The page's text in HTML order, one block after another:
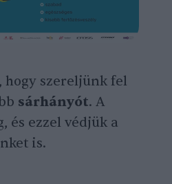
hogy szereljünk fel
sárhányót. A
és ezzel védjük a
is.